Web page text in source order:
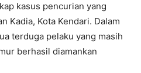
kasus pencurian yang
Kadia, Kota Kendari. Dalam
terduga pelaku yang masih
berhasil diamankan